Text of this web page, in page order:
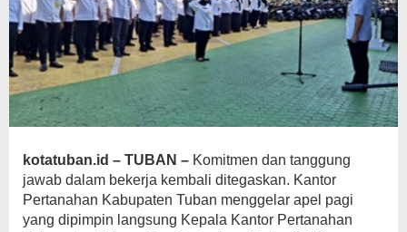
kotatuban.id – TUBAN – Komitmen dan tanggung
jawab dalam bekerja kembali ditegaskan. Kantor
Pertanahan Kabupaten Tuban menggelar apel pagi
yang dipimpin langsung Kepala Kantor Pertanahan